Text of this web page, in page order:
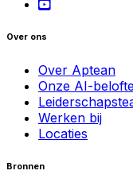
Over ons
Over Aptean
Onze AI-
Werken bij
Locaties
Bronnen